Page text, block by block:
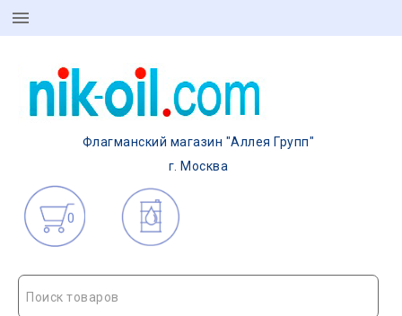
Флагманский магазин "Аллея Групп"
г. Москва
0
Поиск товаров